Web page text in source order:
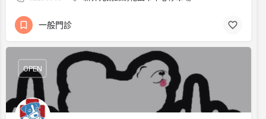
一般門診
OPEN